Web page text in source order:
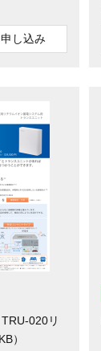
し込み
020リ
）